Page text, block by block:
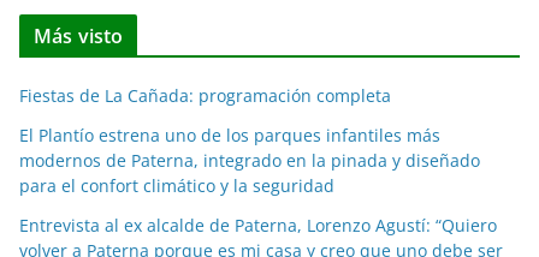
t
i
a
s
p
o
Más visto
Fiestas de La Cañada: programación completa
El Plantío estrena uno de los parques infantiles más
modernos de Paterna, integrado en la pinada y diseñado
para el confort climático y la seguridad
Entrevista al ex alcalde de Paterna, Lorenzo Agustí: “Quiero
volver a Paterna porque es mi casa y creo que uno debe ser